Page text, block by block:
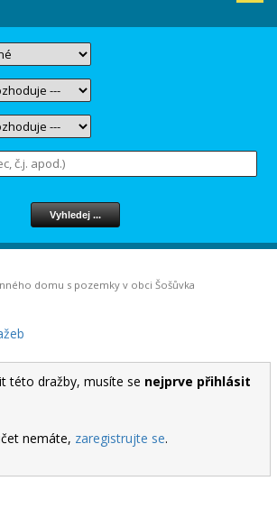
domu s pozemky v obci Šošůvka
této dražby, musíte se nejprve přihlásit
nemáte, zaregistrujte se.